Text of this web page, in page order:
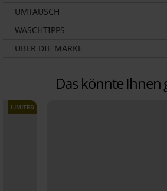
UMTAUSCH
WASCHTIPPS
ÜBER DIE MARKE
Das könnte Ihnen
LIMITED